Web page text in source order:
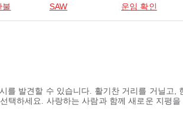
불 SAW 운임 확인
를 발견할 수 있습니다. 활기찬 거리를 거닐고,
택하세요. 사랑하는 사람과 함께 새로운 지평을